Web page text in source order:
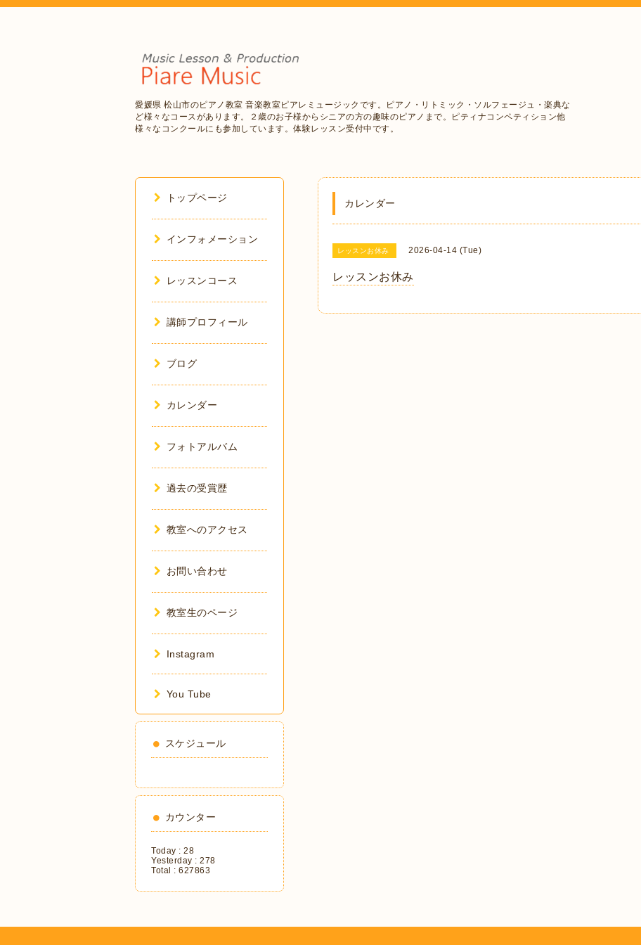
愛媛県 松山市のピアノ教室 音楽教室ピアレミュージックです。ピアノ・リトミック・ソルフェージュ・楽典な
ど様々なコースがあります。２歳のお子様からシニアの方の趣味のピアノまで。ピティナコンペティション他
様々なコンクールにも参加しています。体験レッスン受付中です。
カレンダー
レッスンお休み 2026-04-14 (Tue)
レッスンお休み
トップページ
インフォメーション
レッスンコース
講師プロフィール
ブログ
カレンダー
フォトアルバム
過去の受賞歴
教室へのアクセス
お問い合わせ
教室生のページ
Instagram
You Tube
スケジュール
カウンター
Today : 28
Yesterday : 278
Total : 627863